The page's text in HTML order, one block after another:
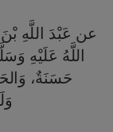
عن عَبْدَ اللَّهِ
اللَّهُ عَلَيْهِ
حَسَنَةٌ،